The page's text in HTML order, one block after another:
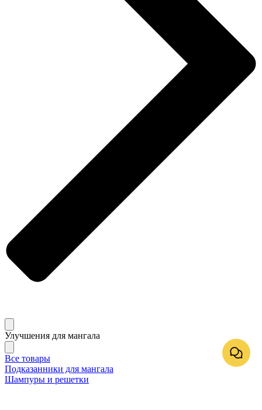
Улучшения для мангала
Все товары
Подказанники для мангала
Шампуры и решетки